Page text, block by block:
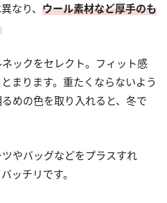
なり、 ウール素材など厚手のも
ックをセレクト。フィット感
まります。重たくならないよう
めの色を取り入れると、冬で
やバッグなどをプラスすれ
ッチリです。